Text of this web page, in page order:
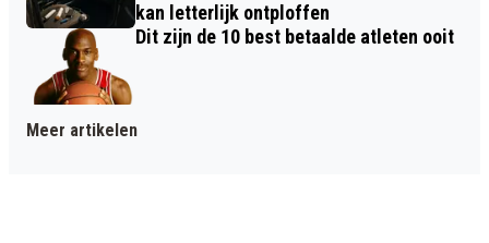
kan letterlijk ontploffen
Dit zijn de 10 best betaalde atleten ooit
Meer artikelen